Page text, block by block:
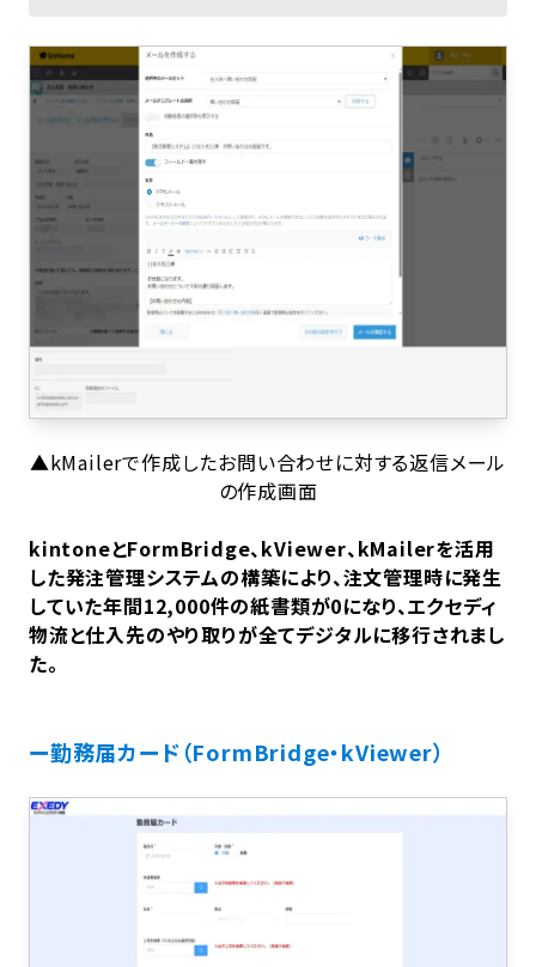
▲kMailerで作成したお問い合わせに対する返信メール
の作成画面
kintoneとFormBridge、kViewer、kMailerを活用
した発注管理システムの構築により、注文管理時に発生
していた年間12,000件の紙書類が0になり、エクセディ
物流と仕入先のやり取りが全てデジタルに移行されまし
た。
ー勤務届カード（FormBridge・kViewer）